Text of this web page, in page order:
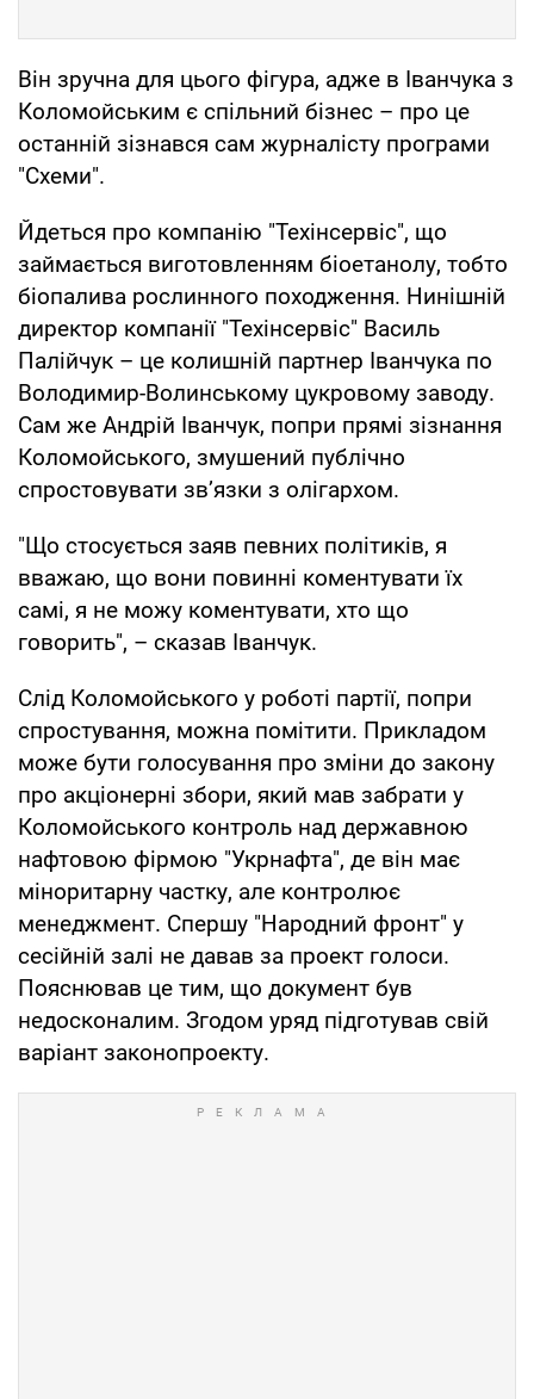
Він зручна для цього фігура, адже в Іванчука з
Коломойським є спільний бізнес – про це
останній зізнався сам журналісту програми
"Схеми".
Йдеться про компанію "Техінсервіс", що
займається виготовленням біоетанолу, тобто
біопалива рослинного походження. Нинішній
директор компанії "Техінсервіс" Василь
Палійчук – це колишній партнер Іванчука по
Володимир-Волинському цукровому заводу.
Сам же Андрій Іванчук, попри прямі зізнання
Коломойського, змушений публічно
спростовувати зв’язки з олігархом.
"Що стосується заяв певних політиків, я
вважаю, що вони повинні коментувати їх
самі, я не можу коментувати, хто що
говорить", – сказав Іванчук.
Слід Коломойського у роботі партії, попри
спростування, можна помітити. Прикладом
може бути голосування про зміни до закону
про акціонерні збори, який мав забрати у
Коломойського контроль над державною
нафтовою фірмою "Укрнафта", де він має
міноритарну частку, але контролює
менеджмент. Спершу "Народний фронт" у
сесійній залі не давав за проект голоси.
Пояснював це тим, що документ був
недосконалим. Згодом уряд підготував свій
варіант законопроекту.